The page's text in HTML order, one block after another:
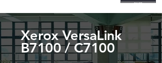
Xerox VersaLink
B7100 / C7100